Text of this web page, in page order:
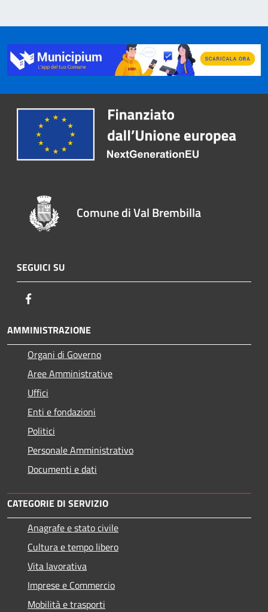
Comune di Val Brembilla
SEGUICI SU
AMMINISTRAZIONE
Organi di Governo
Aree Amministrative
Uffici
Enti e fondazioni
Politici
Personale Amministrativo
Documenti e dati
CATEGORIE DI SERVIZIO
Anagrafe e stato civile
Cultura e tempo libero
Vita lavorativa
Imprese e Commercio
Mobilità e trasporti